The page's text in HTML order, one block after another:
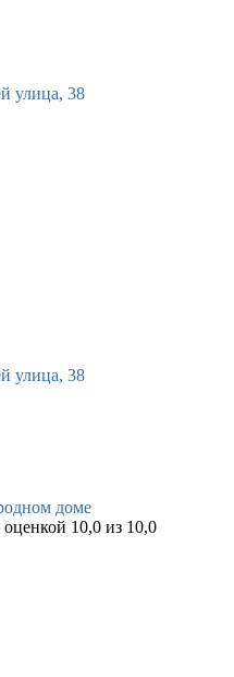
улица, 38
улица, 38
доме
10,0 из 10,0